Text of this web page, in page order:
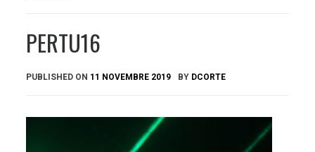
PERTU16
PUBLISHED ON 11 NOVEMBRE 2019 BY DCORTE